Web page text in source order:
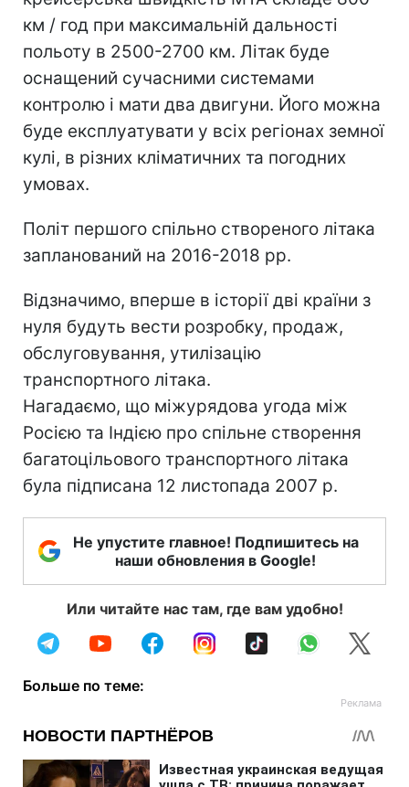
км / год при максимальній дальності
польоту в 2500-2700 км. Літак буде
оснащений сучасними системами
контролю і мати два двигуни. Його можна
буде експлуатувати у всіх регіонах земної
кулі, в різних кліматичних та погодних
умовах.
Політ першого спільно створеного літака
запланований на 2016-2018 рр.
Відзначимо, вперше в історії дві країни з
нуля будуть вести розробку, продаж,
обслуговування, утилізацію
транспортного літака.
Нагадаємо, що міжурядова угода між
Росією та Індією про спільне створення
багатоцільового транспортного літака
була підписана 12 листопада 2007 р.
Не упустите главное! Подпишитесь на
наши обновления в Google!
Или читайте нас там, где вам удобно!
Больше по теме: